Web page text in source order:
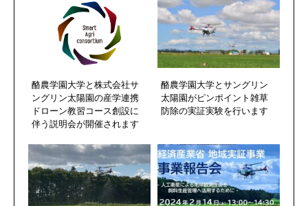
酪農学園大学と株式会社サ
ングリン太陽園の産学連携
ドローン教習コース創設に
伴う説明会が開催されます
酪農学園大学とサングリン
太陽園がピンポイント雑草
防除の実証実験を行います